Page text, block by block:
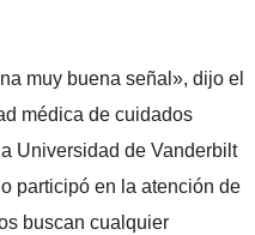
muy buena señal», dijo el
médica de cuidados
Universidad de Vanderbilt
participó en la atención de
buscan cualquier